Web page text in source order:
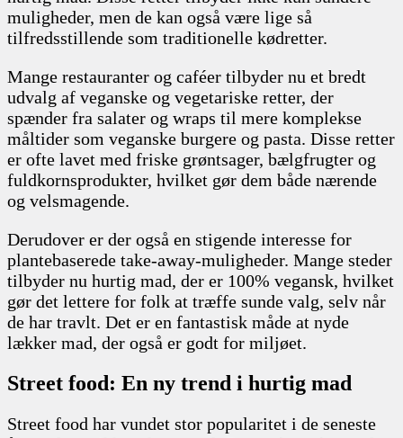
muligheder, men de kan også være lige så
tilfredsstillende som traditionelle kødretter.
Mange restauranter og caféer tilbyder nu et bredt
udvalg af veganske og vegetariske retter, der
spænder fra salater og wraps til mere komplekse
måltider som veganske burgere og pasta. Disse retter
er ofte lavet med friske grøntsager, bælgfrugter og
fuldkornsprodukter, hvilket gør dem både nærende
og velsmagende.
Derudover er der også en stigende interesse for
plantebaserede take-away-muligheder. Mange steder
tilbyder nu hurtig mad, der er 100% vegansk, hvilket
gør det lettere for folk at træffe sunde valg, selv når
de har travlt. Det er en fantastisk måde at nyde
lækker mad, der også er godt for miljøet.
Street food: En ny trend i hurtig mad
Street food har vundet stor popularitet i de seneste